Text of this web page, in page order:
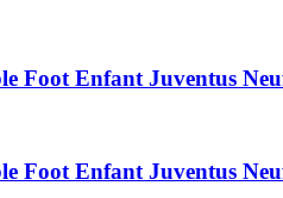
Foot Enfant Juventus
Foot Enfant Juventus